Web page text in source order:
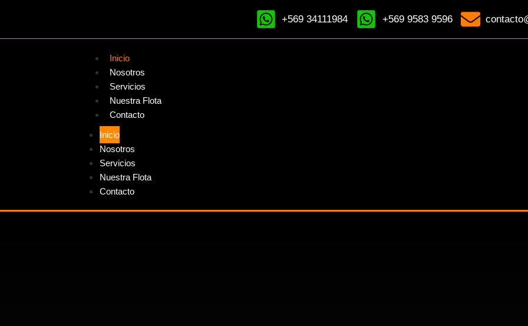
+569 34111984 +569 9583 9596
Inicio
Nosotros
Servicios
Nuestra Flota
Contacto
Inicio
Nosotros
Servicios
Nuestra Flota
Contacto